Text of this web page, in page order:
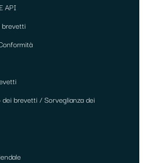
API
brevetti
brevetti / Sorveglianza dei